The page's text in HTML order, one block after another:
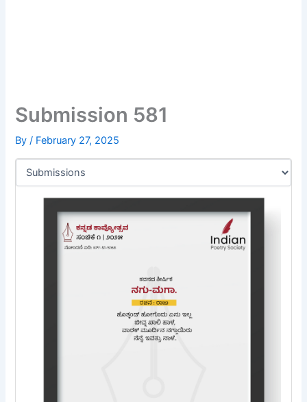
Submission 581
By/ February 27, 2025